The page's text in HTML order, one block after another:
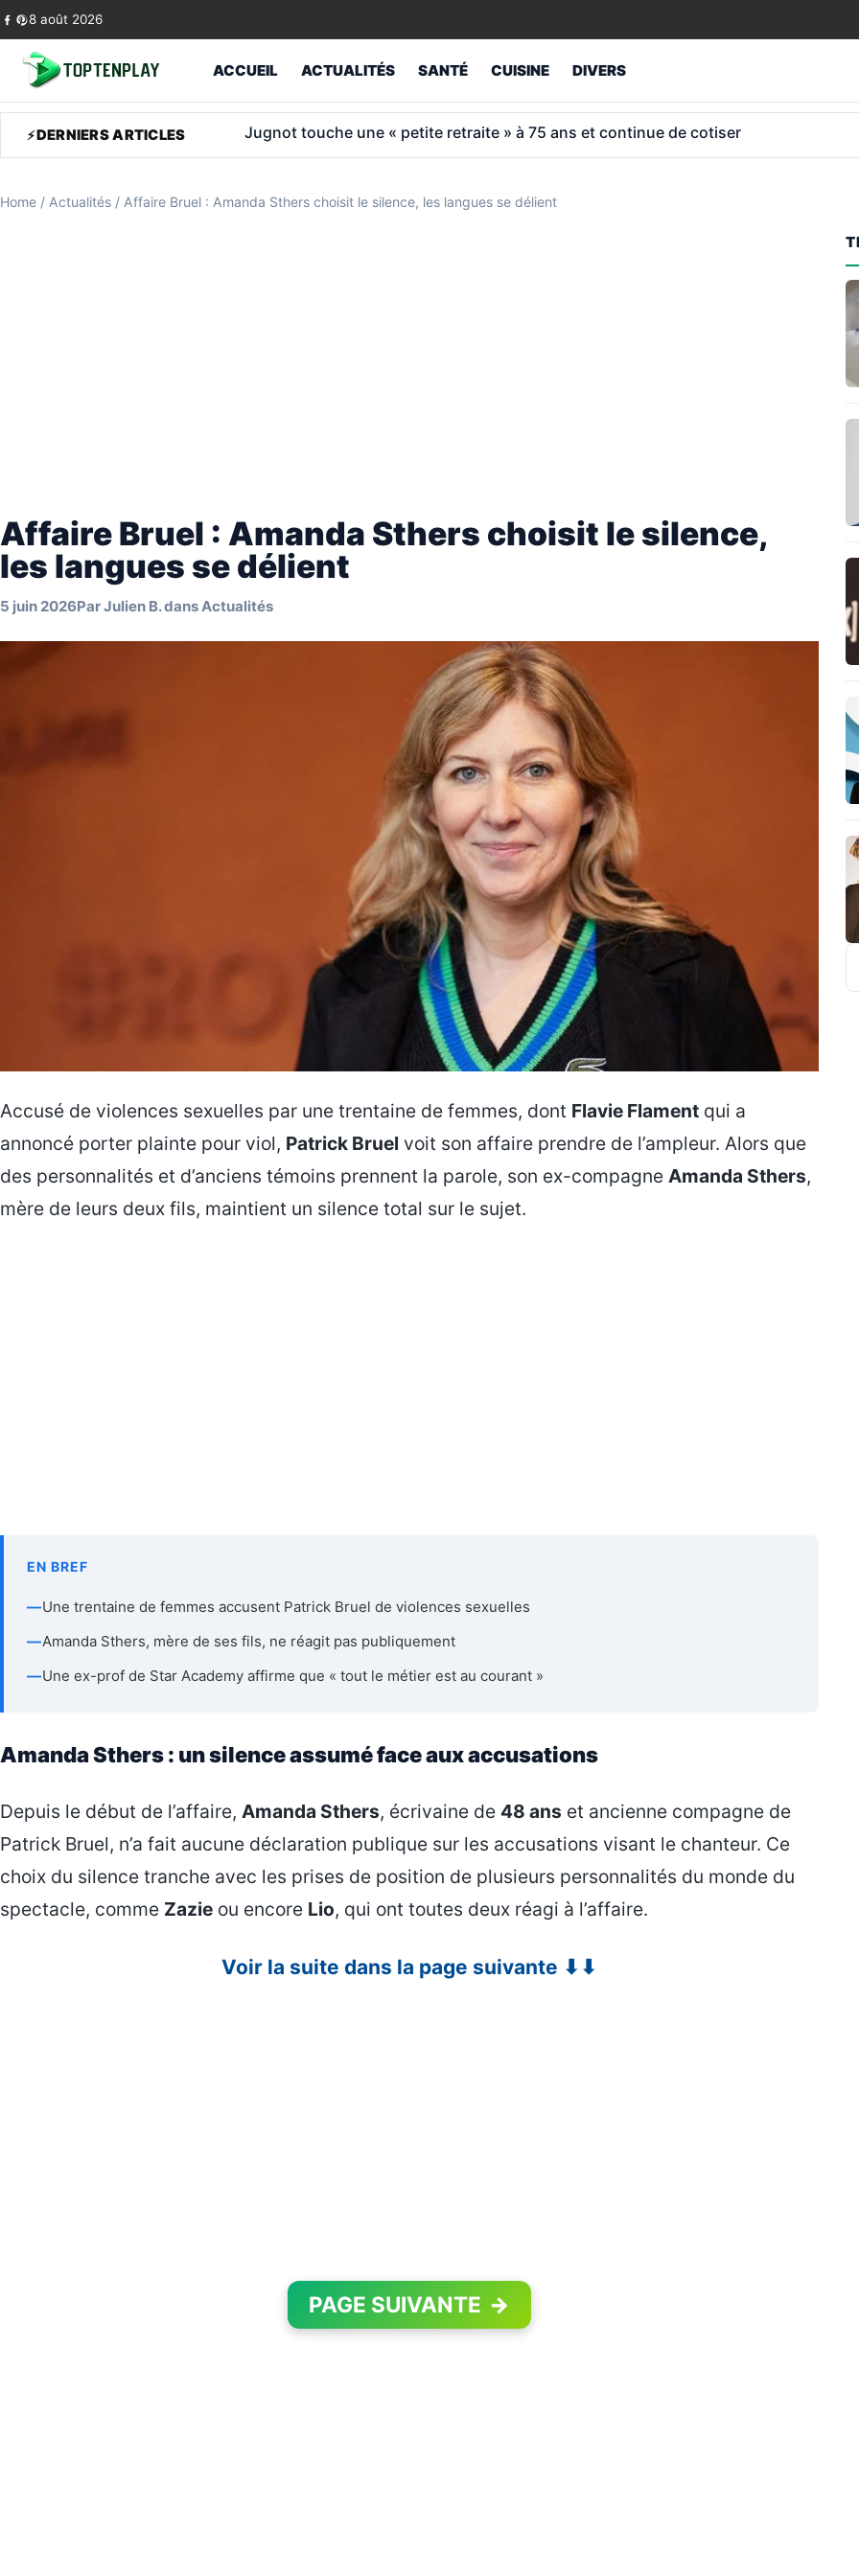
Skip to content
8 août 2026
ACCUEIL ACTUALITÉS SANTÉ CUISINE DIVERS
DERNIERS ARTICLES 1 600 € de retraite après 45 ans de cotisations: le coup de gueule d’un Espagnol
Home / Actualités / Affaire Bruel : Amanda Sthers choisit le silence, les langues se délient
Affaire Bruel : Amanda Sthers choisit le silence,
les langues se délient
5 juin 2026ParJulien B.dansActualités
Accusé de violences sexuelles par une trentaine de femmes, dont Flavie Flament qui a
annoncé porter plainte pour viol, Patrick Bruel voit son affaire prendre de l’ampleur. Alors que
des personnalités et d’anciens témoins prennent la parole, son ex-compagne Amanda Sthers,
mère de leurs deux fils, maintient un silence total sur le sujet.
EN BREF
—Une trentaine de femmes accusent Patrick Bruel de violences sexuelles
—Amanda Sthers, mère de ses fils, ne réagit pas publiquement
—Une ex-prof de Star Academy affirme que « tout le métier est au courant »
Amanda Sthers : un silence assumé face aux accusations
Depuis le début de l’affaire, Amanda Sthers, écrivaine de 48 ans et ancienne compagne de
Patrick Bruel, n’a fait aucune déclaration publique sur les accusations visant le chanteur. Ce
choix du silence tranche avec les prises de position de plusieurs personnalités du monde du
spectacle, comme Zazie ou encore Lio, qui ont toutes deux réagi à l’affaire.
Voir la suite dans la page suivante ⬇⬇
PAGE SUIVANTE →